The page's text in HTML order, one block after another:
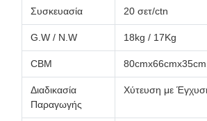
Συσκευασία 20 σετ/ctn
G.W / N.W 18kg / 17Kg
CBM 80cmx66cmx35cm
Διαδικασία
Παραγωγής
Χύτευση με